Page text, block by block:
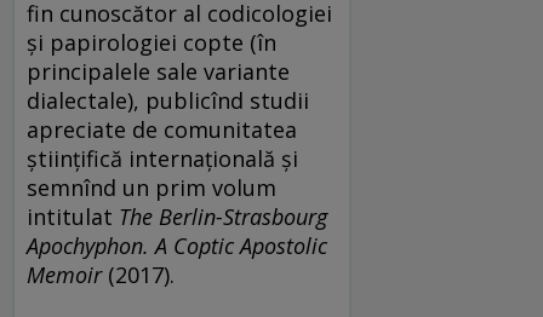
fin cunoscător al codicologiei
și papirologiei copte (în
principalele sale variante
dialectale), publicînd studii
apreciate de comunitatea
științifică internațională și
semnînd un prim volum
intitulat The Berlin-Strasbourg
Apochyphon. A Coptic Apostolic
Memoir (2017).